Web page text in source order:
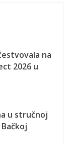
na
2026 u
u stručnoj